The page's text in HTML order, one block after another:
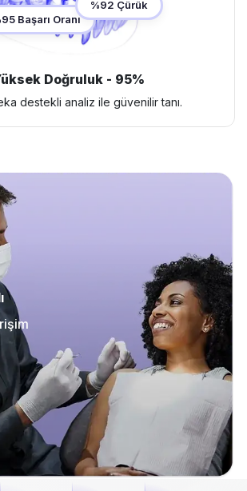
Başarı Oranı
%92 Çürük
Doğruluk - 95%
destekli analiz ile güvenilir tanı.